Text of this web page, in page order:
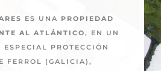
ES UNA PROPIEDAD
AL ATLÁNTICO, EN UN
ESPECIAL PROTECCIÓN
FERROL (GALICIA),